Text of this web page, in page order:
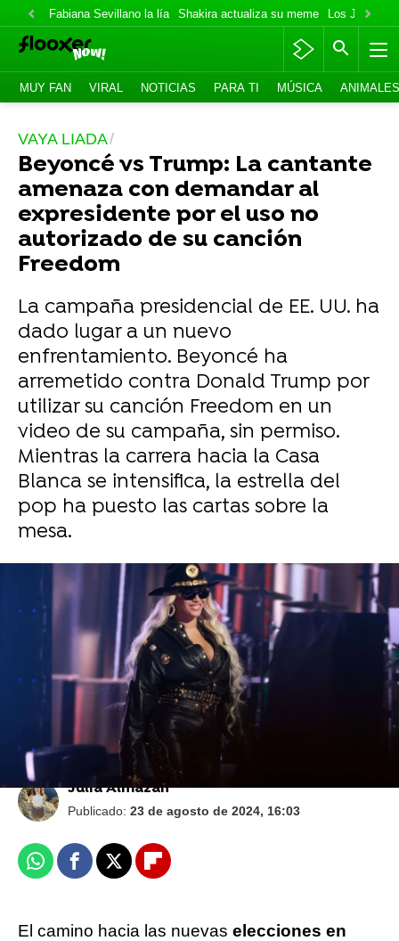
Fabiana Sevillano la lía Shakira actualiza su meme Los Jonas
MUY FAN VIRAL NOTICIAS PARA TI MÚSICA ANIMALES
VAYA LIADA
Beyoncé vs Trump: La cantante
amenaza con demandar al
expresidente por el uso no
autorizado de su canción
Freedom
La campaña presidencial de EE. UU. ha
dado lugar a un nuevo
enfrentamiento. Beyoncé ha
arremetido contra Donald Trump por
utilizar su canción Freedom en un
video de su campaña, sin permiso.
Mientras la carrera hacia la Casa
Blanca se intensifica, la estrella del
pop ha puesto las cartas sobre la
mesa.
Foto de Getty Images
Demandan a Beyoncé por violar derechos
de autor con su tema Break My Soul: 3
palabras tienen la culpa
Julia Almazán
Publicado: 23 de agosto de 2024, 16:03
WhatsappFacebook
X Flipboard
El camino hacia las nuevas elecciones en